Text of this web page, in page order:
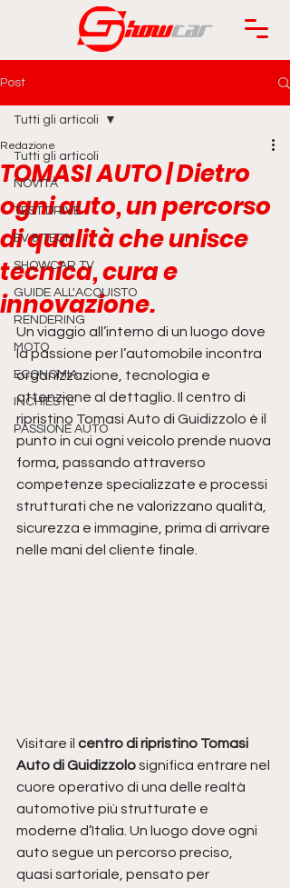
Post
Tutti gli articoli
NOVITÀ
TEST DRIVE
EV & TECH
SHOWCAR TV
GUIDE ALL'ACQUISTO
RENDERING
MOTO
ECONOMIA
INCHIESTE
PASSIONE AUTO
Tutti gli articoli
TOMASI AUTO | Dietro
ogni auto, un percorso
di qualità che unisce
tecnica, cura e
innovazione.
Redazione
Un viaggio all’interno di un luogo dove
la passione per l’automobile incontra
organizzazione, tecnologia e
attenzione al dettaglio. Il centro di
ripristino Tomasi Auto di Guidizzolo è il
punto in cui ogni veicolo prende nuova
forma, passando attraverso
competenze specializzate e processi
strutturati che ne valorizzano qualità,
sicurezza e immagine, prima di arrivare
nelle mani del cliente finale.
Visitare il centro di ripristino Tomasi
Auto di Guidizzolo significa entrare nel
cuore operativo di una delle realtà
automotive più strutturate e
moderne d’Italia. Un luogo dove ogni
auto segue un percorso preciso,
quasi sartoriale, pensato per